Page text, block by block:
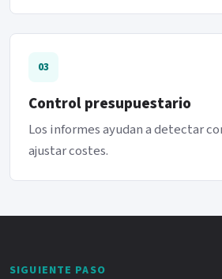
03
Control presupuestario
Los informes ayudan a detectar
ajustar costes.
SIGUIENTE PASO